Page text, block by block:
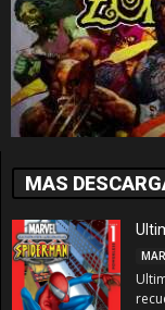
MAS